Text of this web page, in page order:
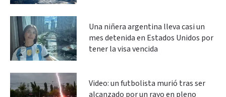
Una niñera argentina lleva casi un
mes detenida en Estados Unidos por
tener la visa vencida
Video: un futbolista murió tras ser
alcanzado por un rayo en pleno